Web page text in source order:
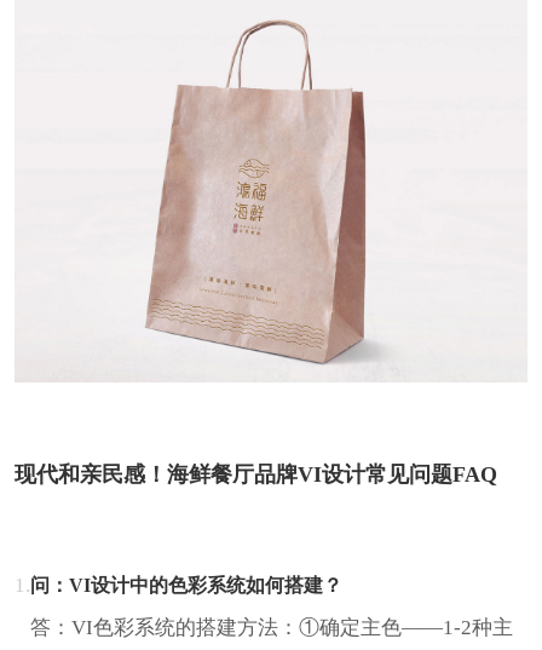
现代和亲民感！海鲜餐厅品牌VI设计常见问题FAQ
1.问：VI设计中的色彩系统如何搭建？
答：VI色彩系统的搭建方法：①确定主色——1-2种主